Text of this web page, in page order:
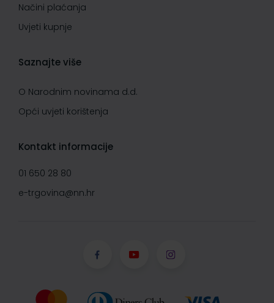
Načini plaćanja
Uvjeti kupnje
Saznajte više
O Narodnim novinama d.d.
Opći uvjeti korištenja
Kontakt informacije
01 650 28 80
e-trgovina@nn.hr